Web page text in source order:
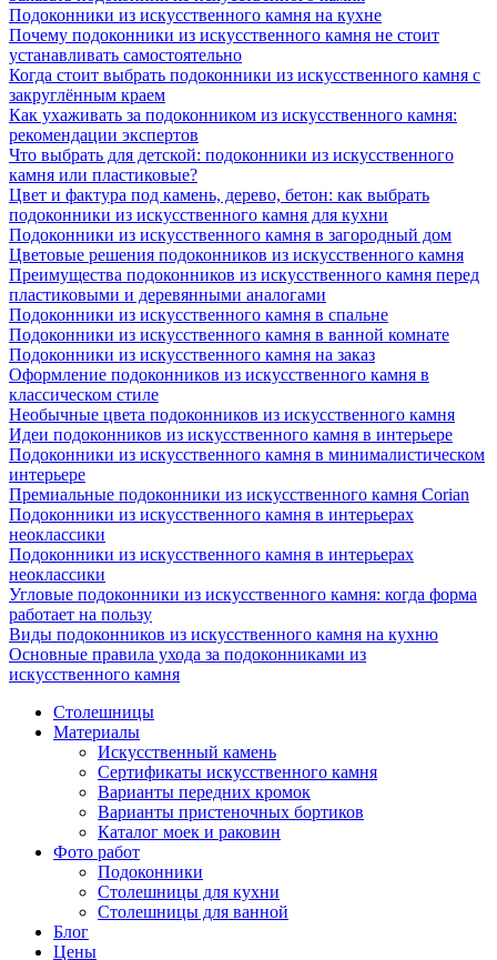
Подоконники из искусственного камня на кухне
Почему подоконники из искусственного камня не стоит
устанавливать самостоятельно
Когда стоит выбрать подоконники из искусственного камня с
закруглённым краем
Как ухаживать за подоконником из искусственного камня:
рекомендации экспертов
Что выбрать для детской: подоконники из искусственного
камня или пластиковые?
Цвет и фактура под камень, дерево, бетон: как выбрать
подоконники из искусственного камня для кухни
Подоконники из искусственного камня в загородный дом
Цветовые решения подоконников из искусственного камня
Преимущества подоконников из искусственного камня перед
пластиковыми и деревянными аналогами
Подоконники из искусственного камня в спальне
Подоконники из искусственного камня в ванной комнате
Подоконники из искусственного камня на заказ
Оформление подоконников из искусственного камня в
классическом стиле
Необычные цвета подоконников из искусственного камня
Идеи подоконников из искусственного камня в интерьере
Подоконники из искусственного камня в минималистическом
интерьере
Премиальные подоконники из искусственного камня Corian
Подоконники из искусственного камня в интерьерах
неоклассики
Подоконники из искусственного камня в интерьерах
неоклассики
Угловые подоконники из искусственного камня: когда форма
работает на пользу
Виды подоконников из искусственного камня на кухню
Основные правила ухода за подоконниками из
искусственного камня
Столешницы
Материалы
Искусственный камень
Сертификаты искусственного камня
Варианты передних кромок
Варианты пристеночных бортиков
Каталог моек и раковин
Фото работ
Подоконники
Столешницы для кухни
Столешницы для ванной
Блог
Цены